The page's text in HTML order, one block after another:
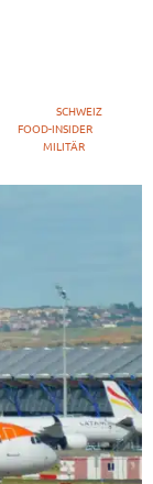
SCHWEIZ
FOOD-INSIDER
MILITÄR